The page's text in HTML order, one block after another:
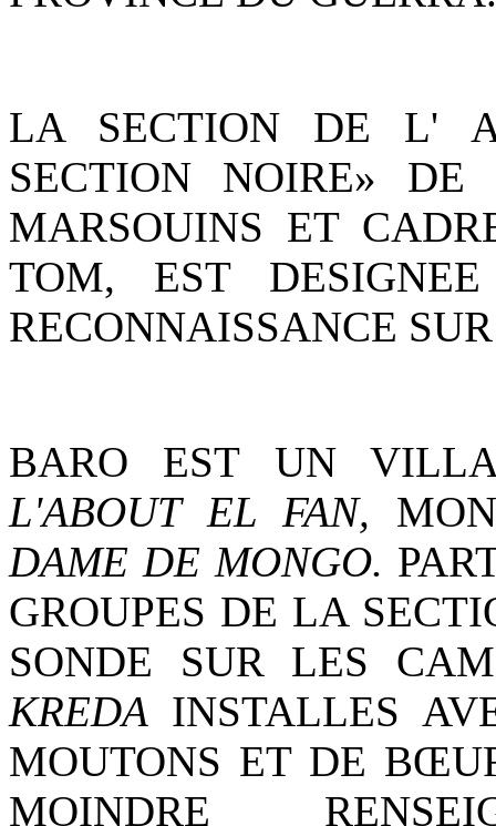
LA SECTION DE L'
SECTION NOIRE»
MARSOUINS ET
TOM, EST
RECONNAISSANCE
BARO EST UN
L'ABOUT EL FAN,
DAME DE MONGO.
GROUPES DE LA
SONDE SUR LES
KREDA INSTALLES
MOUTONS ET DE
MOINDRE